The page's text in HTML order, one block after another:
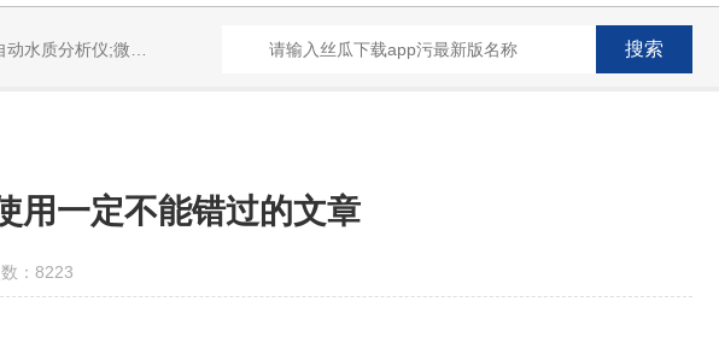
与工程;通风柜;化学安全柜;AAICPICP-MSUV-VISHPLC耗材和配件
用一定不能错过的文章
：8223